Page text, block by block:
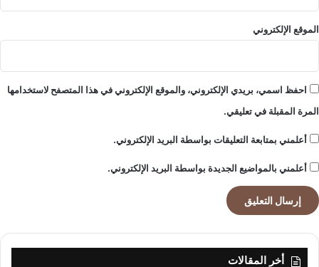
الموقع الإلكتروني
احفظ اسمي، بريدي الإلكتروني، والموقع الإلكتروني في هذا المتصفح لاستخدامها
المرة المقبلة في تعليقي.
أعلمني بمتابعة التعليقات بواسطة البريد الإلكتروني.
أعلمني بالمواضيع الجديدة بواسطة البريد الإلكتروني.
أخر المقالات